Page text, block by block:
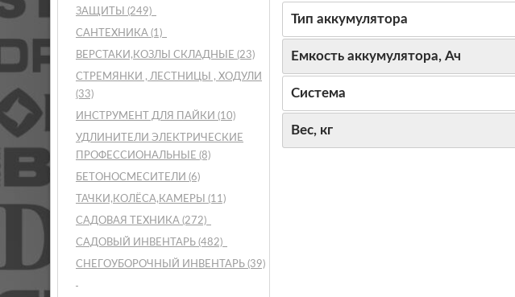
ЗАЩИТЫ (249)
САНТЕХНИКА (1)
ВЕРСТАКИ,КОЗЛЫ СКЛАДНЫЕ (23)
СТРЕМЯНКИ , ЛЕСТНИЦЫ , ХОДУЛИ
(33)
ИНСТРУМЕНТ ДЛЯ ПАЙКИ (10)
УДЛИНИТЕЛИ ЭЛЕКТРИЧЕСКИЕ
ПРОФЕССИОНАЛЬНЫЕ (8)
БЕТОНОСМЕСИТЕЛИ (6)
ТАЧКИ,КОЛЁСА,КАМЕРЫ (11)
САДОВАЯ ТЕХНИКА (272)
САДОВЫЙ ИНВЕНТАРЬ (482)
СНЕГОУБОРОЧНЫЙ ИНВЕНТАРЬ (39)
Тип аккумулятора
Емкость аккумулятора, Ач
Система
Вес, кг